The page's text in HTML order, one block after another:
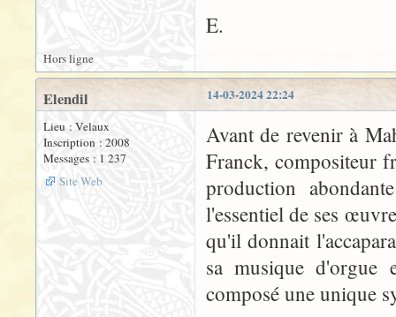
E.
Hors ligne
14-03-2024 22:24
Elendil
Lieu : Velaux
Inscription : 2008
Messages : 1 237
Site Web
Avant de revenir à
Franck, compositeur
production
l'essentiel de ses
qu'il donnait
sa musique d'orgue
composé une unique